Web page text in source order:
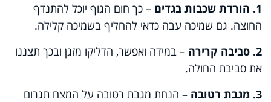
1. הורדת שכבות בגדים
– כך חום הגוף יוכל להתנדף
החוצה. גם שמיכה עבה כדאי להחליף בשמיכה קלילה.
2. סביבה קרירה
– במידה ואפשר, הדליקו מזגן ובכך תצננו
את סביבת החולה.
3. מגבת רטובה
– הנחת מגבת רטובה על המצח תגרום